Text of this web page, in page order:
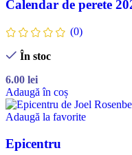
Calendar de perete
(0)
În stoc
6.00 lei
Adaugă în coș
Adaugă la favorite
Epicentru